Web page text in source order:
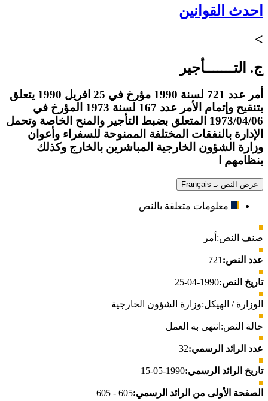
احدث القوانين
>
ج. التـــــــأجير
أمر عدد 721 لسنة 1990 مؤرخ في 25 افريل 1990 يتعلق
بتنقيح وإتمام الأمر عدد 167 لسنة 1973 المؤرخ في
1973/04/06 المتعلق بضبط التأجير والمنح الخاصة وتحمل
الإدارة بالنفقات المختلفة الممنوحة للسفراء وأعوان
وزارة الشؤون الخارجية المباشرين بالخارج وكذلك
بنظامهم ا
عرض النص بـ Français
معلومات متعلقة بالنص
صنف النص: أمر
عدد النص: 721
تاريخ النص:1990-04-25
الوزارة / الهيكل:وزارة الشؤون الخارجية
حالة النص: انتهى به العمل
عدد الرائد الرسمي:32
تاريخ الرائد الرسمي:1990-05-15
الصفحة الأولى من الرائد الرسمي:605 - 605